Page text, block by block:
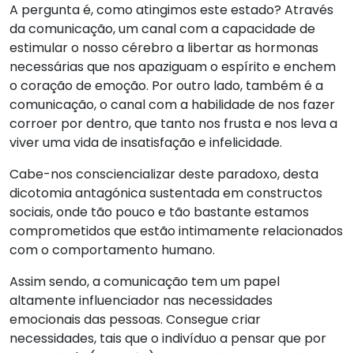
A pergunta é, como atingimos este estado? Através
da comunicação, um canal com a capacidade de
estimular o nosso cérebro a libertar as hormonas
necessárias que nos apaziguam o espírito e enchem
o coração de emoção. Por outro lado, também é a
comunicação, o canal com a habilidade de nos fazer
corroer por dentro, que tanto nos frusta e nos leva a
viver uma vida de insatisfação e infelicidade.
Cabe-nos consciencializar deste paradoxo, desta
dicotomia antagónica sustentada em constructos
sociais, onde tão pouco e tão bastante estamos
comprometidos que estão intimamente relacionados
com o comportamento humano.
Assim sendo, a comunicação tem um papel
altamente influenciador nas necessidades
emocionais das pessoas. Consegue criar
necessidades, tais que o indivíduo a pensar que por